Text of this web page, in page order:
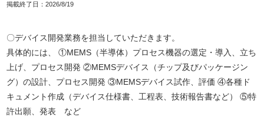
掲載終了日： 2026/8/19
〇デバイス開発業務を担当していただきます。
具体的には、 ①MEMS（半導体）プロセス機器の選定・導入、立ち
上げ、プロセス開発 ②MEMSデバイス（チップ及びパッケージン
グ）の設計、プロセス開発 ③MEMSデバイス試作、評価 ④各種ド
キュメント作成（デバイス仕様書、工程表、技術報告書など） ⑤特
許出願、発表 など